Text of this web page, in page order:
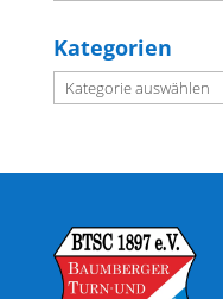
Kategorien
Kategorien